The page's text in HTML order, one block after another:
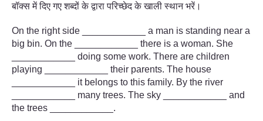
बॉक्स में दिए गए शब्दों के द्वारा परिच्छेद के खाली स्थान भरें।
On the right side ____________ a man is standing near a
big bin. On the ____________ there is a woman. She
____________ doing some work. There are children
playing ____________ their parents. The house
____________ it belongs to this family. By the river
____________ many trees. The sky ____________ and
the trees ____________.